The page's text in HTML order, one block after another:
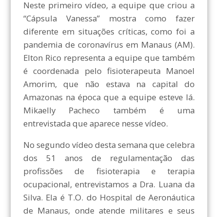
Neste primeiro vídeo, a equipe que criou a
“Cápsula Vanessa” mostra como fazer
diferente em situações críticas, como foi a
pandemia de coronavírus em Manaus (AM).
Elton Rico representa a equipe que também
é coordenada pelo fisioterapeuta Manoel
Amorim, que não estava na capital do
Amazonas na época que a equipe esteve lá.
Mikaelly Pacheco também é uma
entrevistada que aparece nesse vídeo.
No segundo vídeo desta semana que celebra
dos 51 anos de regulamentação das
profissões de fisioterapia e terapia
ocupacional, entrevistamos a Dra. Luana da
Silva. Ela é T.O. do Hospital de Aeronáutica
de Manaus, onde atende militares e seus